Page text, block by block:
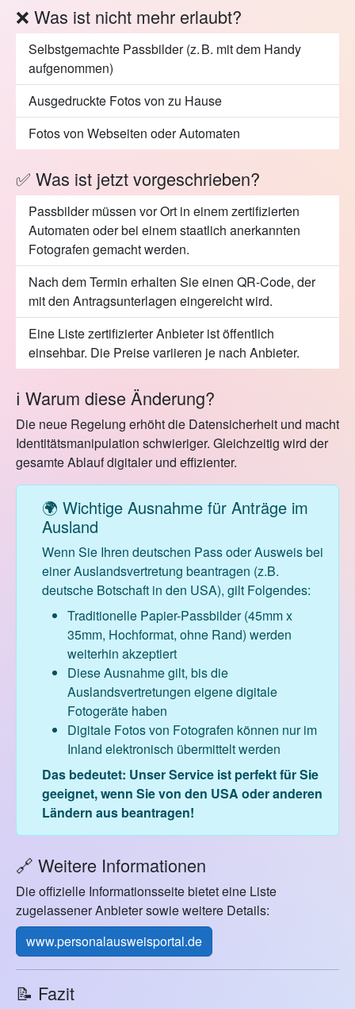
❌ Was ist nicht mehr erlaubt?
Selbstgemachte Passbilder (z. B. mit dem Handy
aufgenommen)
Ausgedruckte Fotos von zu Hause
Fotos von Webseiten oder Automaten
✅ Was ist jetzt vorgeschrieben?
Passbilder müssen vor Ort in einem zertifizierten
Automaten oder bei einem staatlich anerkannten
Fotografen gemacht werden.
Nach dem Termin erhalten Sie einen QR-Code, der
mit den Antragsunterlagen eingereicht wird.
Eine Liste zertifizierter Anbieter ist öffentlich
einsehbar. Die Preise variieren je nach Anbieter.
ℹ️ Warum diese Änderung?
Die neue Regelung erhöht die Datensicherheit und macht
Identitätsmanipulation schwieriger. Gleichzeitig wird der
gesamte Ablauf digitaler und effizienter.
🌍 Wichtige Ausnahme für Anträge im
Ausland
Wenn Sie Ihren deutschen Pass oder Ausweis bei
einer Auslandsvertretung beantragen (z.B.
deutsche Botschaft in den USA), gilt Folgendes:
Traditionelle Papier-Passbilder (45mm x
35mm, Hochformat, ohne Rand) werden
weiterhin akzeptiert
Diese Ausnahme gilt, bis die
Auslandsvertretungen eigene digitale
Fotogeräte haben
Digitale Fotos von Fotografen können nur im
Inland elektronisch übermittelt werden
Das bedeutet: Unser Service ist perfekt für Sie
geeignet, wenn Sie von den USA oder anderen
Ländern aus beantragen!
🔗 Weitere Informationen
Die offizielle Informationsseite bietet eine Liste
zugelassener Anbieter sowie weitere Details:
www.personalausweisportal.de
📝 Fazit